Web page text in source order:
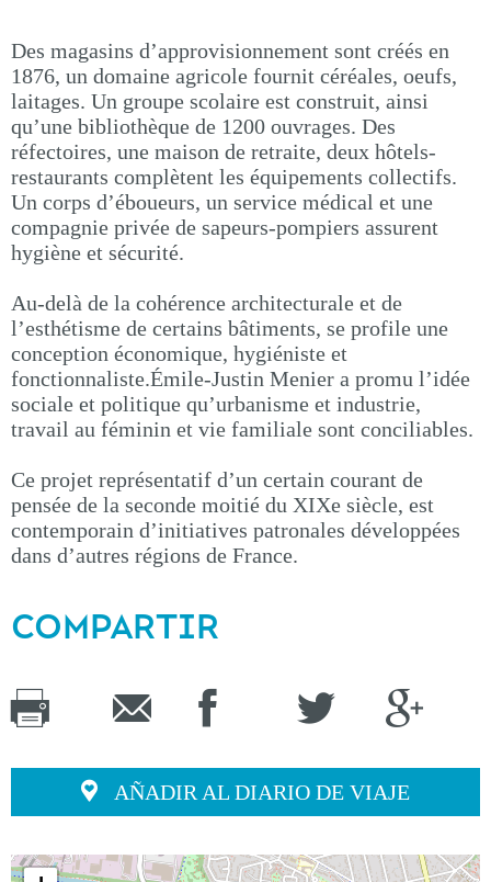
Des magasins d’approvisionnement sont créés en
1876, un domaine agricole fournit céréales, oeufs,
laitages. Un groupe scolaire est construit, ainsi
qu’une bibliothèque de 1200 ouvrages. Des
réfectoires, une maison de retraite, deux hôtels-
restaurants complètent les équipements collectifs.
Un corps d’éboueurs, un service médical et une
compagnie privée de sapeurs-pompiers assurent
hygiène et sécurité.
Au-delà de la cohérence architecturale et de
l’esthétisme de certains bâtiments, se profile une
conception économique, hygiéniste et
fonctionnaliste.Émile-Justin Menier a promu l’idée
sociale et politique qu’urbanisme et industrie,
travail au féminin et vie familiale sont conciliables.
Ce projet représentatif d’un certain courant de
pensée de la seconde moitié du XIXe siècle, est
contemporain d’initiatives patronales développées
dans d’autres régions de France.
COMPARTIR
AÑADIR AL DIARIO DE VIAJE